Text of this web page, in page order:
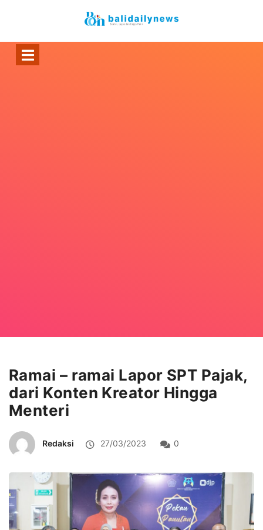
Ramai – ramai Lapor SPT Pajak,
dari Konten Kreator Hingga
Menteri
Redaksi 27/03/2023 0